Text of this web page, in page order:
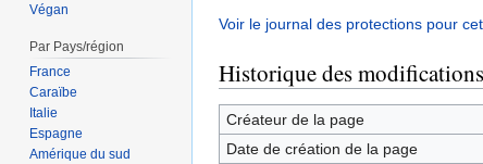
Voir le journal des protections pour
Historique des modifications
Créateur de la page
Date de création de la page
Végan
Par Pays/région
France
Caraïbe
Italie
Espagne
Amérique du sud